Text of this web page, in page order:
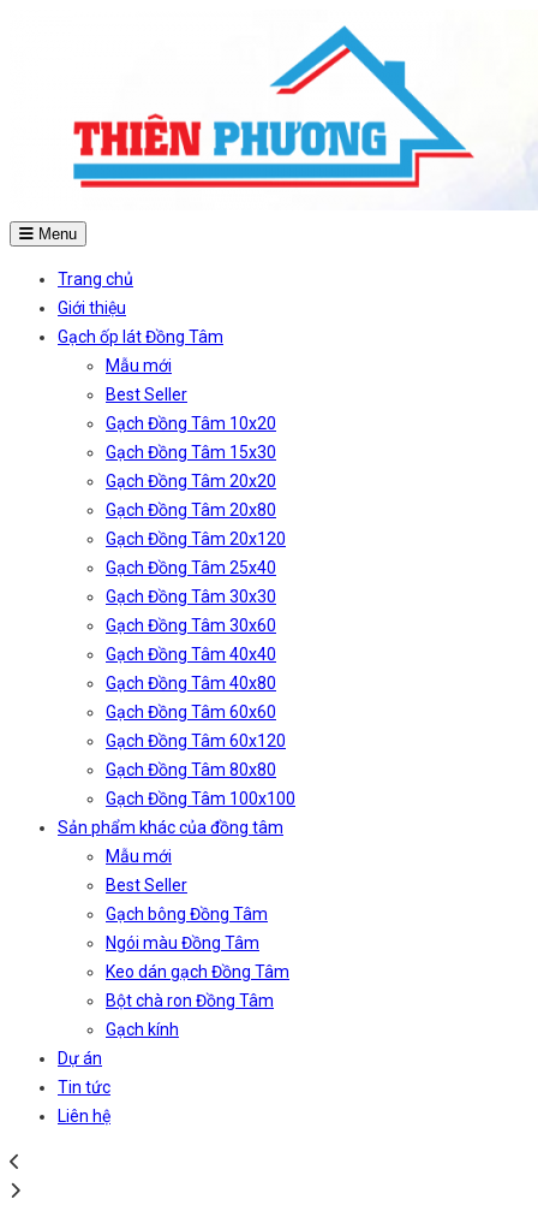
Menu
Trang chủ
Giới thiệu
Gạch ốp lát Đồng Tâm
Mẫu mới
Best Seller
Gạch Đồng Tâm 10x20
Gạch Đồng Tâm 15x30
Gạch Đồng Tâm 20x20
Gạch Đồng Tâm 20x80
Gạch Đồng Tâm 20x120
Gạch Đồng Tâm 25x40
Gạch Đồng Tâm 30x30
Gạch Đồng Tâm 30x60
Gạch Đồng Tâm 40x40
Gạch Đồng Tâm 40x80
Gạch Đồng Tâm 60x60
Gạch Đồng Tâm 60x120
Gạch Đồng Tâm 80x80
Gạch Đồng Tâm 100x100
Sản phẩm khác của đồng tâm
Mẫu mới
Best Seller
Gạch bông Đồng Tâm
Ngói màu Đồng Tâm
Keo dán gạch Đồng Tâm
Bột chà ron Đồng Tâm
Gạch kính
Dự án
Tin tức
Liên hệ